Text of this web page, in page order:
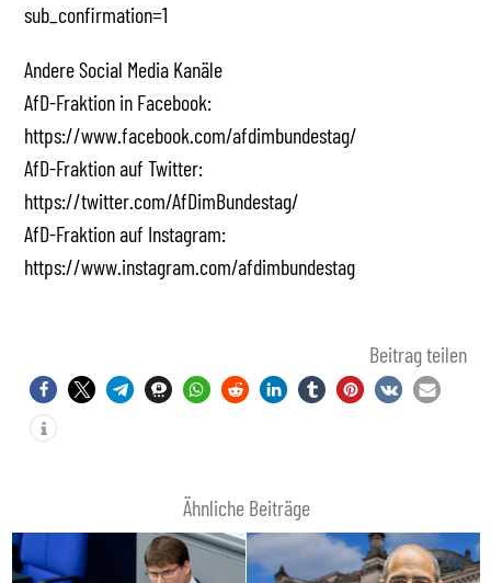
sub_confirmation=1
Andere Social Media Kanäle
AfD-Fraktion in Facebook:
https://www.facebook.com/afdimbundestag/
AfD-Fraktion auf Twitter:
https://twitter.com/AfDimBundestag/
AfD-Fraktion auf Instagram:
https://www.instagram.com/afdimbundestag
Beitrag teilen
Ähnliche Beiträge